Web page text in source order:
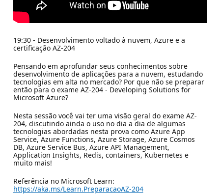
19:30 - Desenvolvimento voltado à nuvem, Azure e a
certificação AZ-204
Pensando em aprofundar seus conhecimentos sobre
desenvolvimento de aplicações para a nuvem, estudando
tecnologias em alta no mercado? Por que não se preparar
então para o exame AZ-204 - Developing Solutions for
Microsoft Azure?
Nesta sessão você vai ter uma visão geral do exame AZ-
204, discutindo ainda o uso no dia a dia de algumas
tecnologias abordadas nesta prova como Azure App
Service, Azure Functions, Azure Storage, Azure Cosmos
DB, Azure Service Bus, Azure API Management,
Application Insights, Redis, containers, Kubernetes e
muito mais!
Referência no Microsoft Learn:
https://aka.ms/Learn.PreparacaoAZ-204